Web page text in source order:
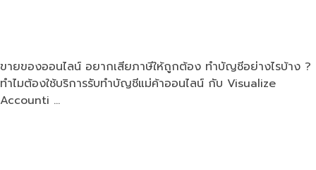
ขายของออนไลน์ อยากเสียภาษีให้ถูกต้อง ทำบัญชีอย่างไรบ้าง ?
ทำไมต้องใช้บริการรับทำบัญชีแม่ค้าออนไลน์ กับ Visualize
Accounti …